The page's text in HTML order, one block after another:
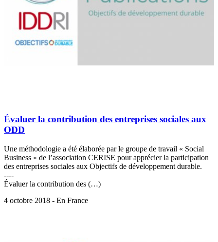
Évaluer la contribution des entreprises sociales aux
ODD
Une méthodologie a été élaborée par le groupe de travail « Social
Business » de l’association CERISE pour apprécier la participation
des entreprises sociales aux Objectifs de développement durable.
----
Évaluer la contribution des (…)
4 octobre 2018 - En France